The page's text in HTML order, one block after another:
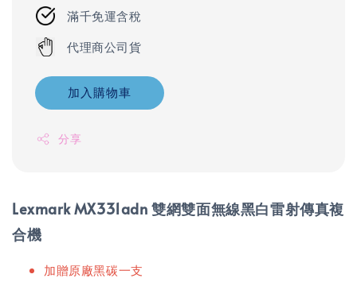
滿千免運含稅
代理商公司貨
加入購物車
分享
Lexmark MX331adn 雙網雙面無線黑白雷射傳真複
合機
加贈原廠黑碳一支